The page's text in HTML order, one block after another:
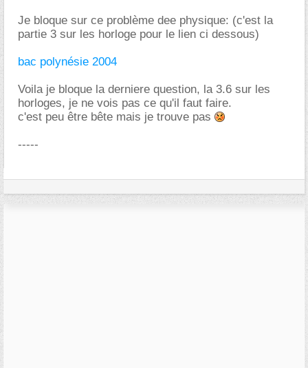
Je bloque sur ce problème dee physique: (c'est la
partie 3 sur les horloge pour le lien ci dessous)
bac polynésie 2004
Voila je bloque la derniere question, la 3.6 sur les
horloges, je ne vois pas ce qu'il faut faire.
c'est peu être bête mais je trouve pas
-----